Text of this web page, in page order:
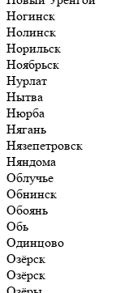
Ногинск
Нолинск
Норильск
Ноябрьск
Нурлат
Нытва
Нюрба
Нягань
Нязепетровск
Няндома
Облучье
Обнинск
Обоянь
Обь
Одинцово
Озёрск
Озёрск